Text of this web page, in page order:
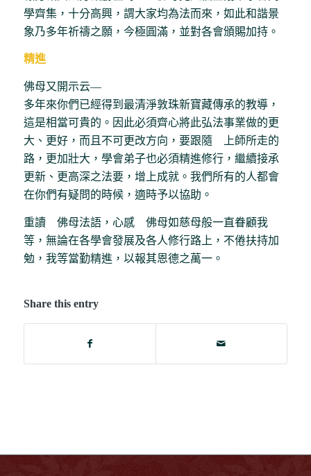
學齊集，十分高興，謂大家均為法而來，如此和諧景
象乃多年祈禱之願，今極圓滿，並對各會頒賜加持。
精進
佛母又開示云―
多年來你們已經得到最清淨敦珠新寶藏傳承的教導，
這是相當可貴的。因此必須齊心將此弘法事業做的更
大、更好，而且不可更改方向，要跟隨 上師所走的
路，更加壯大，學會弟子也必須精進修行，繼續接承
更新、更高深之法要，增上成就。我們所有的人都會
在你們有疑問的時候，適時予以協助。
重讀 佛母法語，心感 佛母如慈母般一直眷顧我
等，無論在各學會發展及各人修行路上，不倦扶持加
勉，我等當勤精進，以報其恩德之萬一。
Share this entry